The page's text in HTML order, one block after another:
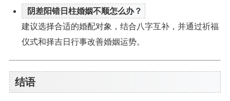
阴差阳错日柱婚姻不顺怎么办？
建议选择合适的婚配对象，结合八字互补，并通过祈福
仪式和择吉日行事改善婚姻运势。
结语